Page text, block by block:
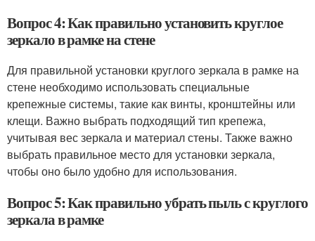
Вопрос 4: Как правильно установить круглое
зеркало в рамке на стене
Для правильной установки круглого зеркала в рамке на
стене необходимо использовать специальные
крепежные системы, такие как винты, кронштейны или
клещи. Важно выбрать подходящий тип крепежа,
учитывая вес зеркала и материал стены. Также важно
выбрать правильное место для установки зеркала,
чтобы оно было удобно для использования.
Вопрос 5: Как правильно убрать пыль с круглого
зеркала в рамке